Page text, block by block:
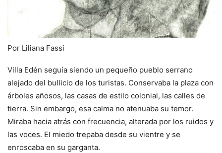
Por Liliana Fassi
Villa Edén seguía siendo un pequeño pueblo serrano
alejado del bullicio de los turistas. Conservaba la plaza con
árboles añosos, las casas de estilo colonial, las calles de
tierra. Sin embargo, esa calma no atenuaba su temor.
Miraba hacia atrás con frecuencia, alterada por los ruidos y
las voces. El miedo trepaba desde su vientre y se
enroscaba en su garganta.